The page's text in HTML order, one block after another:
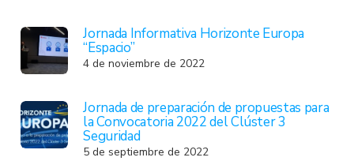
Jornada Informativa Horizonte Europa
“Espacio”
4 de noviembre de 2022
Jornada de preparación de propuestas para
la Convocatoria 2022 del Clúster 3
Seguridad
5 de septiembre de 2022